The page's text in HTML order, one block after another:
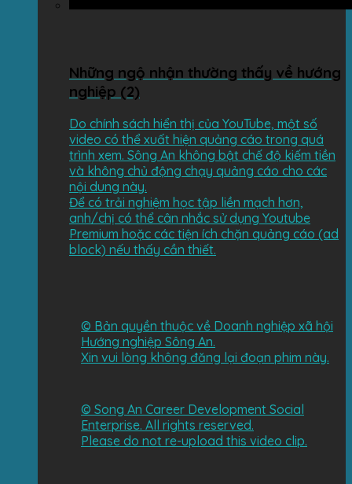
Những ngộ nhận thường thấy về hướng
nghiệp (2)
Do chính sách hiển thị của YouTube, một số
video có thể xuất hiện quảng cáo trong quá
trình xem. Sông An không bật chế độ kiếm tiền
và không chủ động chạy quảng cáo cho các
nội dung này.
Để có trải nghiệm học tập liền mạch hơn,
anh/chị có thể cân nhắc sử dụng Youtube
Premium hoặc các tiện ích chặn quảng cáo (ad
block) nếu thấy cần thiết.
©️ Bản quyền thuộc về Doanh nghiệp xã hội
Hướng nghiệp Sông An.
Xin vui lòng không đăng lại đoạn phim này.
©️ Song An Career Development Social
Enterprise. All rights reserved.
Please do not re-upload this video clip.